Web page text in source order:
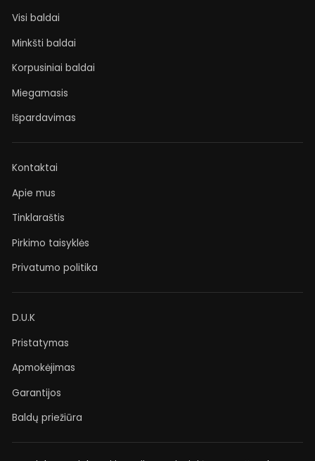
Visi baldai
Minkšti baldai
Korpusiniai baldai
Miegamasis
Išpardavimas
Kontaktai
Apie mus
Tinklaraštis
Pirkimo taisyklės
Privatumo politika
D.U.K
Pristatymas
Apmokėjimas
Garantijos
Baldų priežiūra